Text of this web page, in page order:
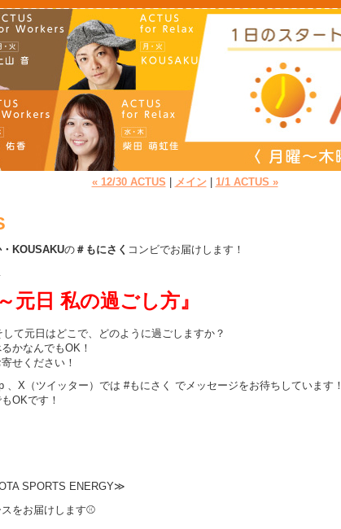
« 12/30 ACTUS メイン| 1/1 ACTUS »
KOUSAKUの ＃もにさく コンビでお届けします！
元日 私の過ごし方』
て元日はどこで、どのように過ごしますか？
かなんでもOK！
せください！
、X（ツイッター）では #もにさく でメッセージをお待ちしています！
OKです！
SPORTS ENERGY≫
をお届けします⚾